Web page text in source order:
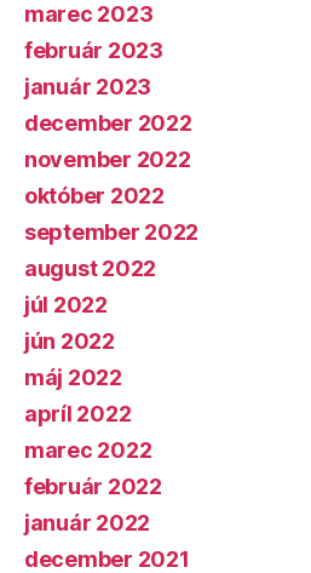
marec 2023
február 2023
január 2023
december 2022
november 2022
október 2022
september 2022
august 2022
júl 2022
jún 2022
máj 2022
apríl 2022
marec 2022
február 2022
január 2022
december 2021